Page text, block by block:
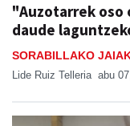
"Auzotarrek
daude
SORABILLAKO
Lide Ruiz Telleria abu